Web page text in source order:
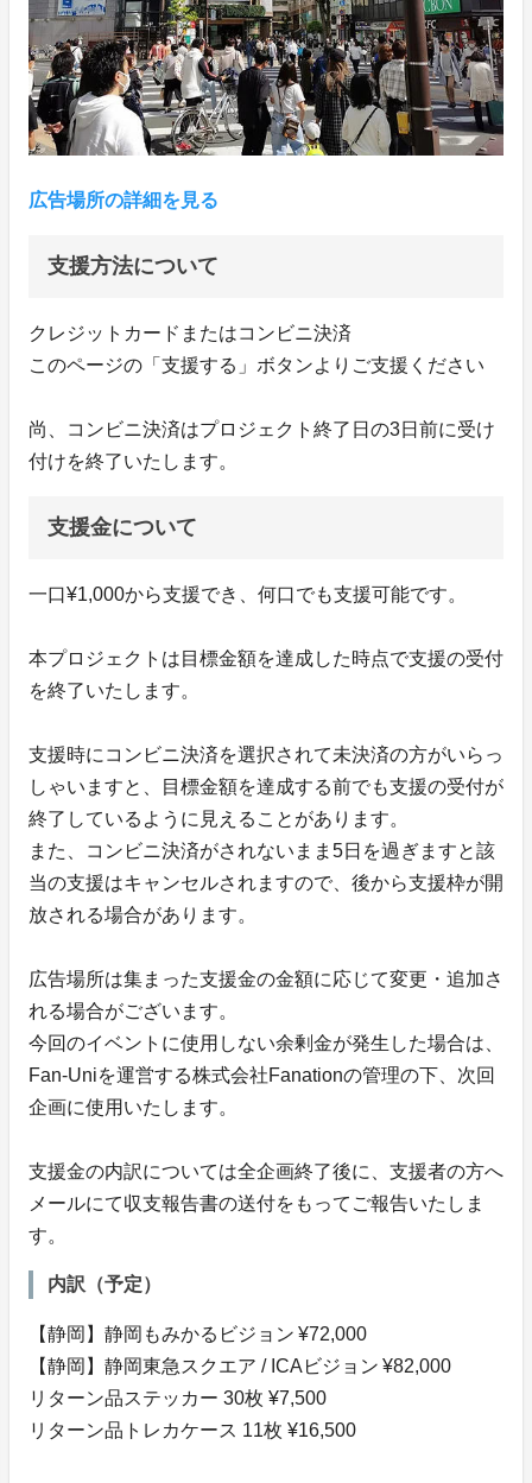
広告場所の詳細を見る
支援方法について
クレジットカードまたはコンビニ決済
このページの「支援する」ボタンよりご支援ください
尚、コンビニ決済はプロジェクト終了日の3日前に受け
付けを終了いたします。
支援金について
一口¥1,000から支援でき、何口でも支援可能です。
本プロジェクトは目標金額を達成した時点で支援の受付
を終了いたします。
支援時にコンビニ決済を選択されて未決済の方がいらっ
しゃいますと、目標金額を達成する前でも支援の受付が
終了しているように見えることがあります。
また、コンビニ決済がされないまま5日を過ぎますと該
当の支援はキャンセルされますので、後から支援枠が開
放される場合があります。
広告場所は集まった支援金の金額に応じて変更・追加さ
れる場合がございます。
今回のイベントに使用しない余剰金が発生した場合は、
Fan-Uniを運営する株式会社Fanationの管理の下、次回
企画に使用いたします。
支援金の内訳については全企画終了後に、支援者の方へ
メールにて収支報告書の送付をもってご報告いたしま
す。
内訳（予定）
【静岡】静岡もみかるビジョン ¥72,000
【静岡】静岡東急スクエア / ICAビジョン ¥82,000
リターン品ステッカー 30枚 ¥7,500
リターン品トレカケース 11枚 ¥16,500